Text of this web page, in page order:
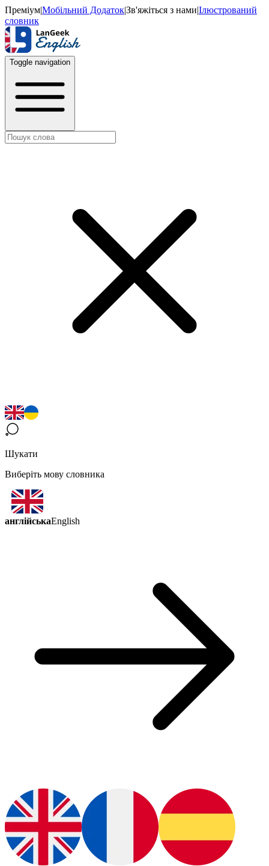
Преміум|Мобільний Додаток|Зв'яжіться з нами|Ілюстрований
словник
Toggle navigation
Шукати
Виберіть мову словника
англійськаEnglish